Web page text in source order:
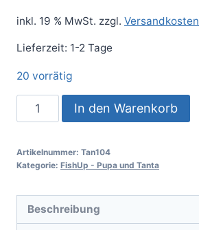
inkl. 19 % MwSt. zzgl. Versandkosten
Lieferzeit: 1-2 Tage
20 vorrätig
In den Warenkorb
Artikelnummer: Tan104
Kategorie: FishUp - Pupa und Tanta
Beschreibung